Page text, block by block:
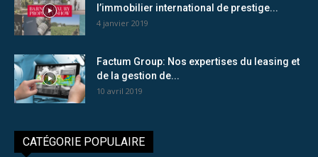
l’immobilier international de prestige...
4 janvier 2019
Factum Group: Nos expertises du leasing et
de la gestion de...
10 avril 2019
CATÉGORIE POPULAIRE